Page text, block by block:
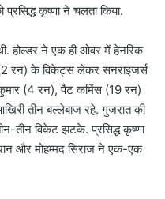
कृष्णा ने चलता किया.
होल्डर ने एक ही ओवर में हेनरिक
रन) के विकेट्स लेकर सनराइजर्स
कुमार (4 रन), पैट कमिंस (19 रन)
तीन बल्लेबाज रहे. गुजरात की
तीन विकेट झटके. प्रसिद्ध कृष्णा
और मोहम्मद सिराज ने एक-एक